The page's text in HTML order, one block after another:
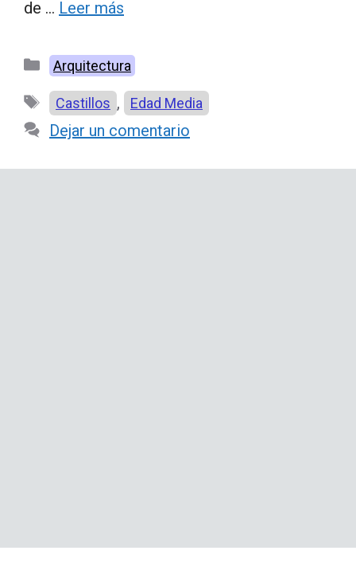
de … Leer más
Categorías
Arquitectura
Etiquetas
Castillos , Edad Media
Dejar un comentario